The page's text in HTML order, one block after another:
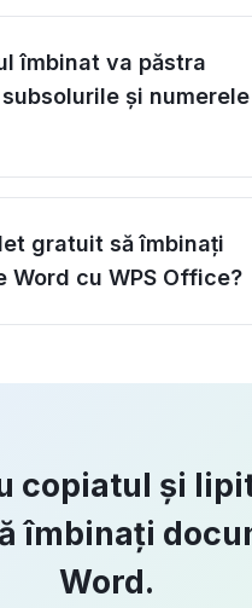
îmbinat va păstra
și
gratuit să îmbinați
Word cu WPS Office?
copiatul și
îmbinați
Word.